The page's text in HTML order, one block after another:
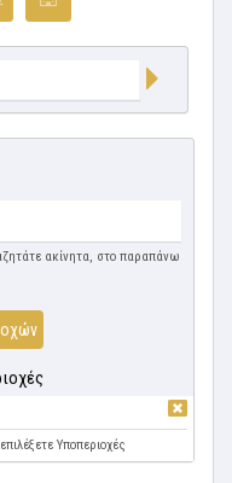
ακίνητα, στο παραπάνω
Υποπεριοχές